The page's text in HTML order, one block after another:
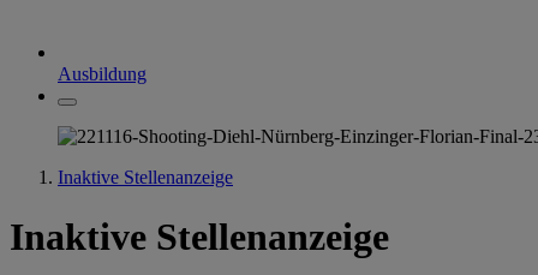
Ausbildung
Inaktive Stellenanzeige
Inaktive Stellenanzeige